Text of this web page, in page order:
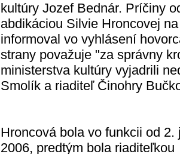
kultúry Jozef Bednár. Príčiny
abdikáciou Silvie Hroncovej
informoval vo vyhlásení
strany považuje "za správny
ministerstva kultúry vyjadrili
Smolík a riaditeľ Činohry
Hroncová bola vo funkcii od 2.
2006, predtým bola riaditeľkou